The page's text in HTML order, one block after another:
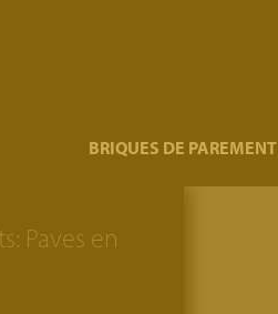
BRIQUES DE PAREMENT
Paves en